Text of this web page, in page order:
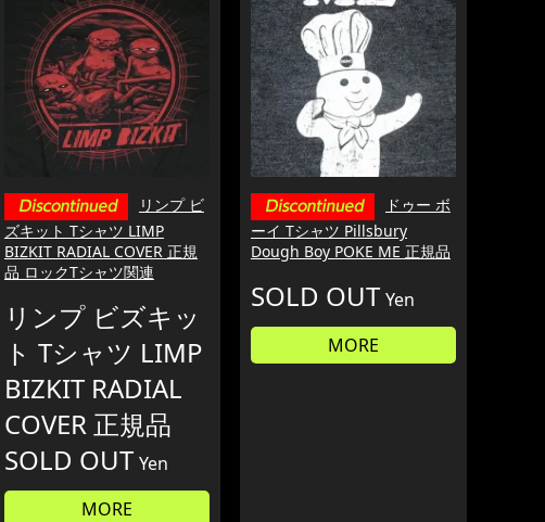
リンプ ビ
ズキット Tシャツ LIMP
BIZKIT RADIAL COVER 正規
品 ロックTシャツ関連
リンプ ビズキッ
ト Tシャツ LIMP
BIZKIT RADIAL
COVER 正規品
SOLD OUT Yen
MORE
ドゥー ボ
ーイ Tシャツ Pillsbury
Dough Boy POKE ME 正規品
SOLD OUT Yen
MORE